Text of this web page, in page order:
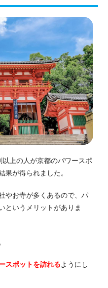
上の人が京都のパワースポ
果が得られました。
やお寺が多くあるので、パ
というメリットがありま
スポットを訪れるようにし